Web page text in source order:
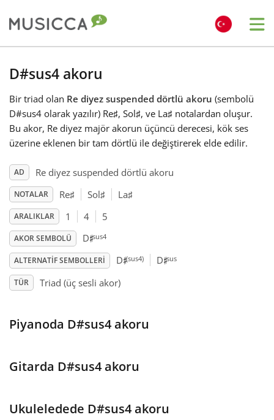
Български
Dansk
Deutsch
English
Español
Italiano
D#sus4 akoru
Bir triad olan Re diyez suspended dörtlü akoru (sembolü
D#sus4 olarak yazılır) Re♯, Sol♯, ve La♯ notalardan oluşur.
Bu akor, Re diyez majör akorun üçüncü derecesi, kök ses
üzerine eklenen bir tam dörtlü ile değiştirerek elde edilir.
AD Re diyez suspended dörtlü akoru
NOTALAR Re♯ Sol♯ La♯
ARALIKLAR 1 4 5
AKOR SEMBOLÜ D♯sus4
ALTERNATIF SEMBOLLERI D♯(sus4) D♯sus
TÜR Triad (üç sesli akor)
Piyanoda D#sus4 akoru
Gitarda D#sus4 akoru
Ukuleledede D#sus4 akoru